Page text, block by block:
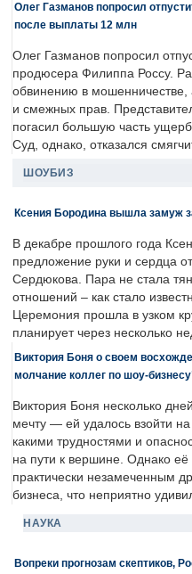
Олег Газманов попросил
после выплаты 12 млн
Олег Газманов попросил
продюсера Филиппа Россу.
обвинению в мошенничестве,
и смежных прав.
погасил большую часть
Суд, однако, отказался
ШОУБИЗ
Ксения Бородина вышла замуж
В декабре прошлого года
предложение руки и сердца
Сердюкова. Пара не стала
отношений – как стало
Церемония прошла в узком
планирует через несколько
Виктория Боня о своем
молчание коллег по шоу-
Виктория Боня несколько
мечту — ей удалось взойти
какими трудностями и
на пути к вершине. Однако её
практически незамеченным
бизнеса, что неприятно
НАУКА
Вопреки прогнозам скептиков,